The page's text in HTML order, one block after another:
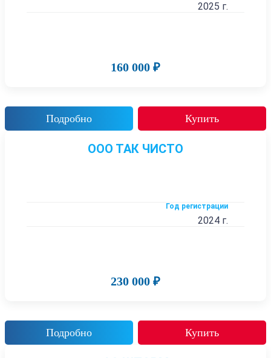
2025 г.
160 000 ₽
Подробно Купить
ООО ТАК ЧИСТО
Год регистрации
2024 г.
230 000 ₽
Подробно Купить